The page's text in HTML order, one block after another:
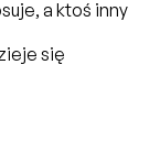
a ktoś inny
się